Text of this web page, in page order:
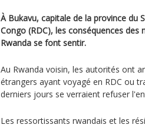
À Bukavu, capitale de la province du
Congo (RDC), les conséquences
Rwanda se font sentir.
Au Rwanda voisin, les autorités ont
étrangers ayant voyagé en RDC ou
derniers jours se verraient refuser
Les ressortissants rwandais et les